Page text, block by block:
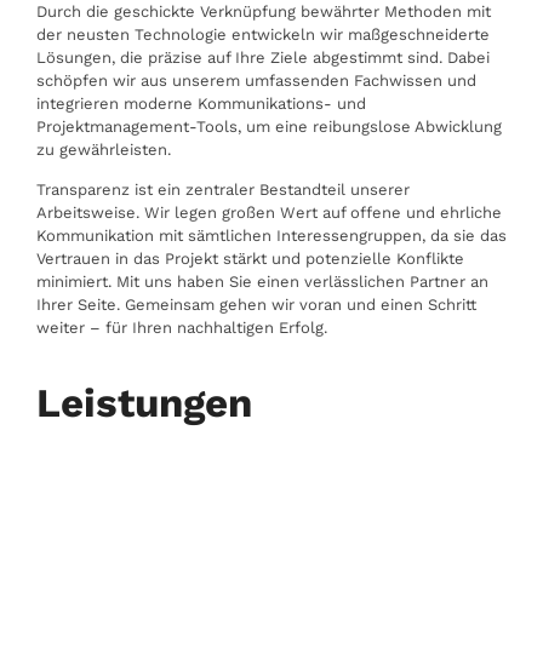
Durch die geschickte Verknüpfung bewährter Methoden mit
der neusten Technologie entwickeln wir maßgeschneiderte
Lösungen, die präzise auf Ihre Ziele abgestimmt sind. Dabei
schöpfen wir aus unserem umfassenden Fachwissen und
integrieren moderne Kommunikations- und
Projektmanagement-Tools, um eine reibungslose Abwicklung
zu gewährleisten.
Transparenz ist ein zentraler Bestandteil unserer
Arbeitsweise. Wir legen großen Wert auf offene und ehrliche
Kommunikation mit sämtlichen Interessengruppen, da sie das
Vertrauen in das Projekt stärkt und potenzielle Konflikte
minimiert. Mit uns haben Sie einen verlässlichen Partner an
Ihrer Seite. Gemeinsam gehen wir voran und einen Schritt
weiter – für Ihren nachhaltigen Erfolg.
Leistungen